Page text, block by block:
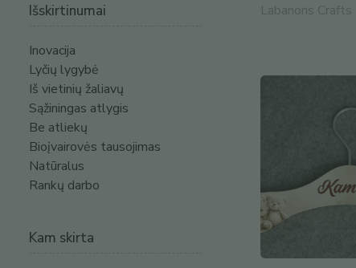
Išskirtinumai
Inovacija
Lyčių lygybė
Iš vietinių žaliavų
Sąžiningas atlygis
Be atliekų
Bioįvairovės tausojimas
Natūralus
Rankų darbo
Kam skirta
Labanoris Crafts